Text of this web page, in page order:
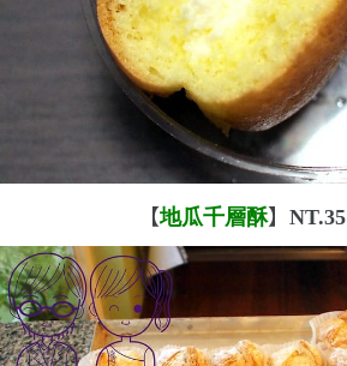
【地瓜千層酥】NT.35